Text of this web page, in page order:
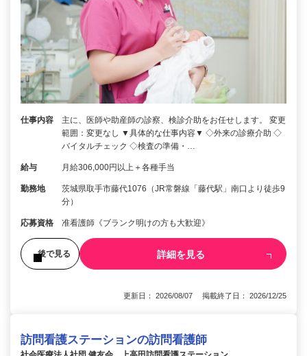
仕事内容
主に、医師や助産師の診察、検診介助をお任せします。 変更
範囲：変更なし ▼具体的な仕事内容▼ ◇外来の診療介助 ◇
バイタルチェック ◇検査の準備・…
給与 月給306,000円以上＋各種手当
勤務地
茨城県取手市藤代1076（JR常磐線「藤代駅」南口より徒歩9
分）
応募資格 准看護師《ブランク明けの方も大歓迎》
後で見る 詳細を見る
更新日： 2026/08/07 掲載終了日： 2026/12/25
訪問看護ステーションの訪問看護師